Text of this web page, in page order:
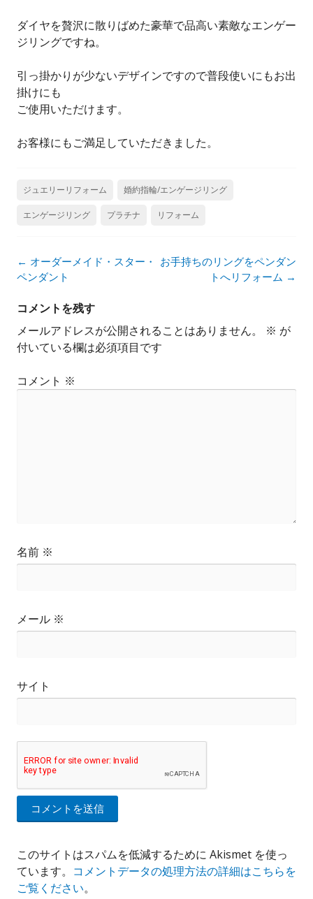
ダイヤを贅沢に散りばめた豪華で品高い素敵なエンゲー
ジリングですね。
引っ掛かりが少ないデザインですので普段使いにもお出
掛けにも
ご使用いただけます。
お客様にもご満足していただきました。
ジュエリーリフォーム 婚約指輪/エンゲージリング
エンゲージリング プラチナ リフォーム
投
稿
ビ
ー
シ
ン
← オーダーメイド・スター・
ペンダント
お手持ちのリングをペンダン
トへリフォーム →
コメントを残す
メールアドレスが公開されることはありません。
※ が
付いている欄は必須項目です
コメント ※
名前 ※
メール ※
サイト
このサイトはスパムを低減するために Akismet を使っ
ています。 コメントデータの処理方法の詳細はこちらを
ご覧ください。